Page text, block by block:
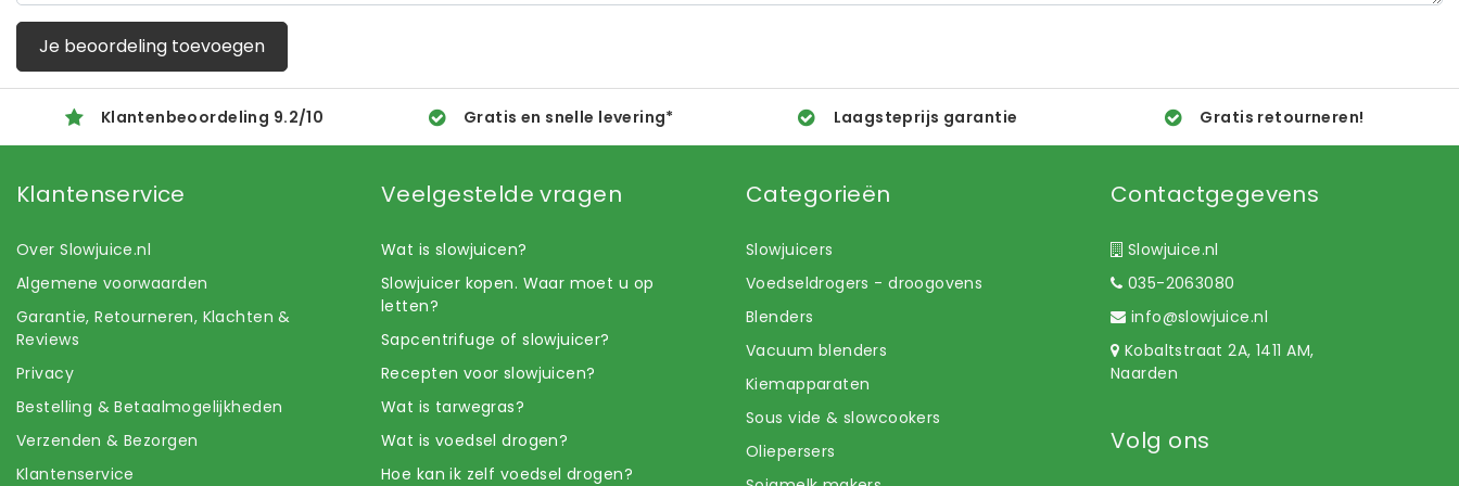
Je beoordeling toevoegen
Klantenbeoordeling 9.2/10 Gratis en snelle levering* Laagsteprijs garantie Gratis retourneren!
Klantenservice
Over Slowjuice.nl
Algemene voorwaarden
Garantie, Retourneren, Klachten &
Reviews
Privacy
Bestelling & Betaalmogelijkheden
Verzenden & Bezorgen
Klantenservice
Veelgestelde vragen
Wat is slowjuicen?
Slowjuicer kopen. Waar moet u op
letten?
Sapcentrifuge of slowjuicer?
Recepten voor slowjuicen?
Wat is tarwegras?
Wat is voedsel drogen?
Hoe kan ik zelf voedsel drogen?
Categorieën
Slowjuicers
Voedseldrogers - droogovens
Blenders
Vacuum blenders
Kiemapparaten
Sous vide & slowcookers
Oliepersers
Contactgegevens
Slowjuice.nl
035-2063080
info@slowjuice.nl
Kobaltstraat 2A, 1411 AM,
Naarden
Volg ons